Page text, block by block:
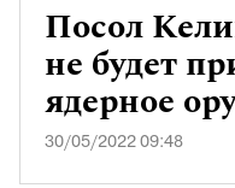
Посол
не будет
ядерное
30/05/2022 09:48